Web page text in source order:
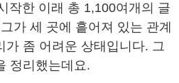
작한 이래 총 1,100여개의 글
가 세 곳에 흩어져 있는 관계
가 좀 어려운 상태입니다. 그
정리했는데요.